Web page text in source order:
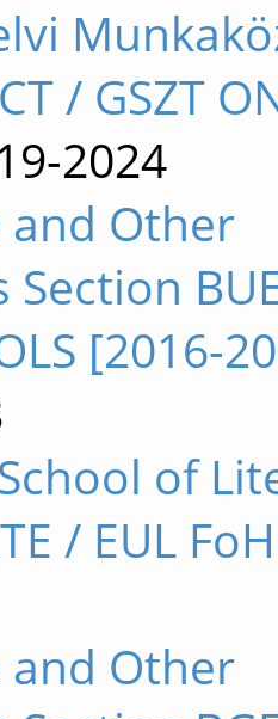
/ GSZT
2024
and Other
Section
[2016-
of
/ EUL
and Other